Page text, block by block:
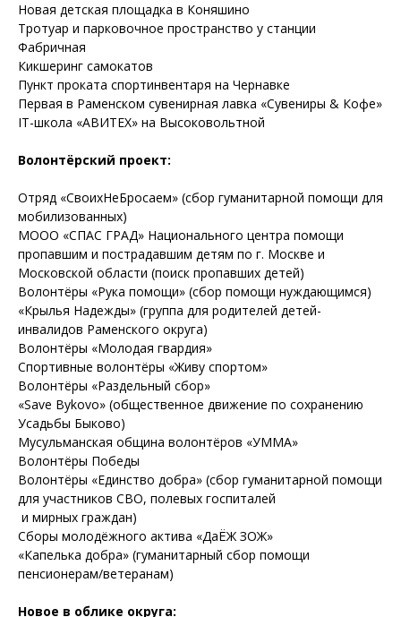
Новая детская площадка в Коняшино
Тротуар и парковочное пространство у станции
Фабричная
Кикшеринг самокатов
Пункт проката спортинвентаря на Чернавке
Первая в Раменском сувенирная лавка «Сувениры & Кофе»
IT-школа «АВИТЕX» на Высоковольтной
Волонтёрский проект:
Отряд «СвоихНеБросаем» (сбор гуманитарной помощи для
мобилизованных)
МООО «СПАС ГРАД» Национального центра помощи
пропавшим и пострадавшим детям по г. Москве и
Московской области (поиск пропавших детей)
Волонтёры «Рука помощи» (сбор помощи нуждающимся)
«Крылья Надежды» (группа для родителей детей-
инвалидов Раменского округа)
Волонтёры «Молодая гвардия»
Спортивные волонтёры «Живу спортом»
Волонтёры «Раздельный сбор»
«Save Bykovo» (общественное движение по сохранению
Усадьбы Быково)
Мусульманская община волонтёров «УММА»
Волонтёры Победы
Волонтёры «Единство добра» (сбор гуманитарной помощи
для участников СВО, полевых госпиталей
и мирных граждан)
Сборы молодёжного актива «ДаЁЖ ЗОЖ»
«Капелька добра» (гуманитарный сбор помощи
пенсионерам/ветеранам)
Новое в облике округа: